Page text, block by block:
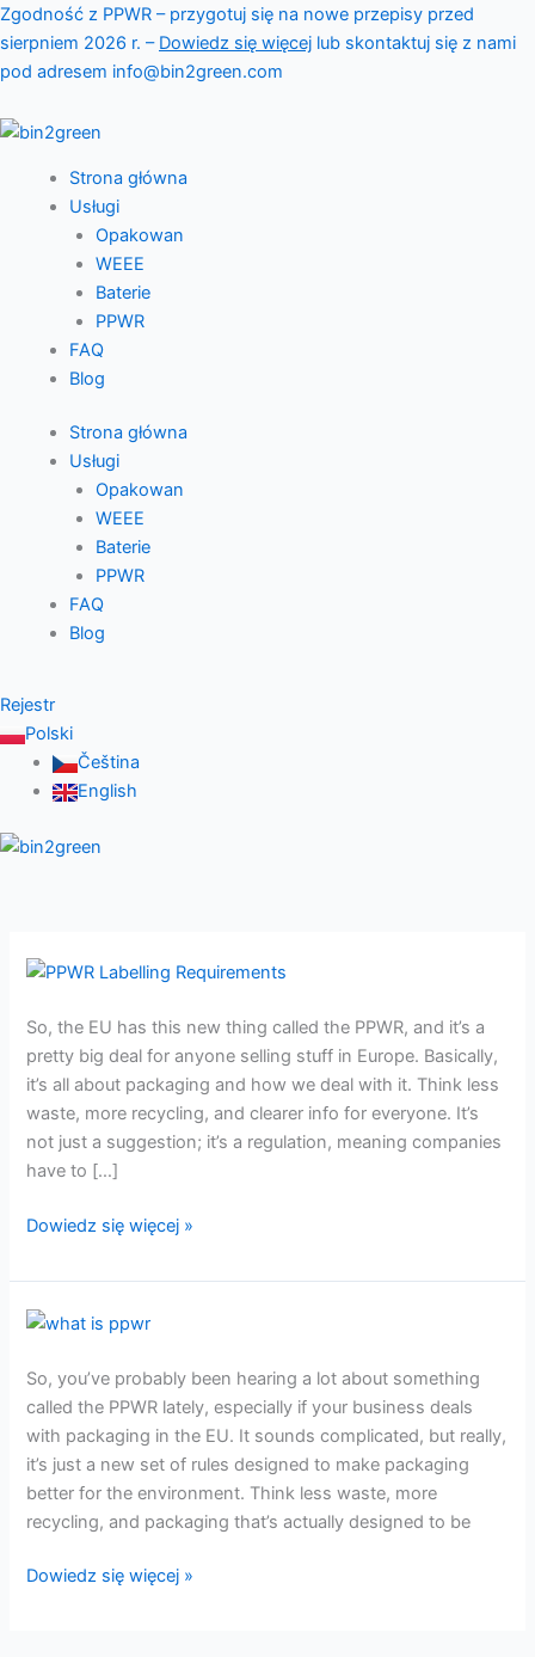
Przejdź
do
treści
Zgodność z PPWR – przygotuj się na nowe przepisy przed
sierpniem 2026 r. – Dowiedz się więcej lub skontaktuj się z nami
pod adresem info@bin2green.com
Strona główna
Usługi
Opakowan
WEEE
Baterie
PPWR
FAQ
Blog
Strona główna
Usługi
Opakowan
WEEE
Baterie
PPWR
FAQ
Blog
Rejestr
Polski
Čeština
English
So, the EU has this new thing called the PPWR, and it’s a
pretty big deal for anyone selling stuff in Europe. Basically,
it’s all about packaging and how we deal with it. Think less
waste, more recycling, and clearer info for everyone. It’s
not just a suggestion; it’s a regulation, meaning companies
have to […]
Wymogi
oznakowania
PPWR
Dowiedz się więcej »
So, you’ve probably been hearing a lot about something
called the PPWR lately, especially if your business deals
with packaging in the EU. It sounds complicated, but really,
it’s just a new set of rules designed to make packaging
better for the environment. Think less waste, more
recycling, and packaging that’s actually designed to be
Czym
PPWR?
Proste
wyjaśnienie
Dowiedz się więcej »